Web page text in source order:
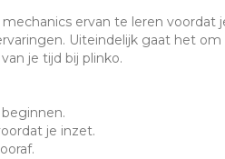
ervan te leren
Uiteindelijk gaat het
je tijd bij plinko.
je inzet.